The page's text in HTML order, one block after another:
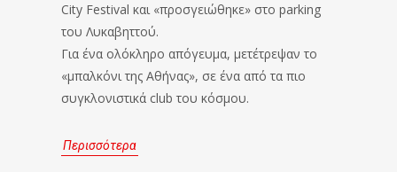
City Festival και «προσγειώθηκε» στο parking
του Λυκαβηττού.
Για ένα ολόκληρο απόγευμα, μετέτρεψαν το
«μπαλκόνι της Αθήνας», σε ένα από τα πιο
συγκλονιστικά club του κόσμου.
Περισσότερα